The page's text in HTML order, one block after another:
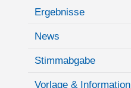
Ergebnisse
News
Stimmabgabe
Vorlage & Information